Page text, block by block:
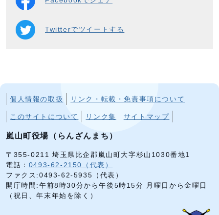
Twitterでツイートする
個人情報の取扱 リンク・転載・免責事項について
このサイトについて リンク集 サイトマップ
嵐山町役場（らんざんまち）
〒355-0211 埼玉県比企郡嵐山町大字杉山1030番地1
電話： 0493-62-2150（代表）
ファクス:0493-62-5935（代表）
開庁時間:午前8時30分から午後5時15分 月曜日から金曜日
（祝日、年末年始を除く）